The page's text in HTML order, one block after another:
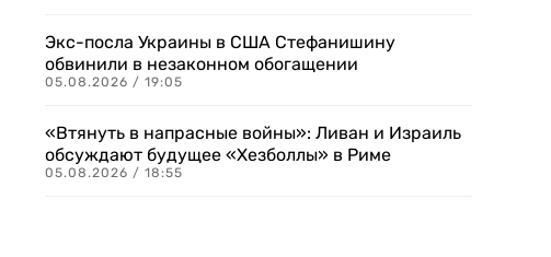
Экс-посла Украины в США Стефанишину
обвинили в незаконном обогащении
05.08.2026 / 19:05
«Втянуть в напрасные войны»: Ливан и Израиль
обсуждают будущее «Хезболлы» в Риме
05.08.2026 / 18:55